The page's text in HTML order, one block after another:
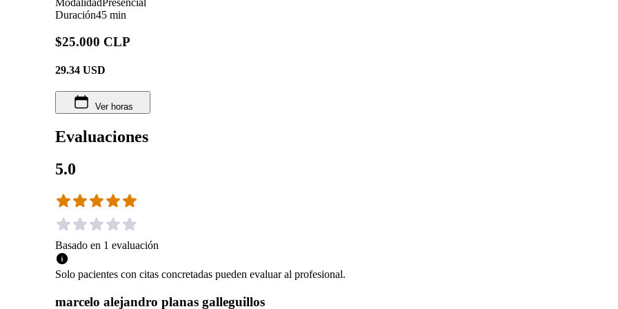
Modalidad Presencial
Duración45 min
$25.000 CLP
29.34 USD
Ver horas
Evaluaciones
5.0
Basado en 1 evaluación
Solo pacientes con citas concretadas pueden evaluar al profesional.
marcelo alejandro planas galleguillos